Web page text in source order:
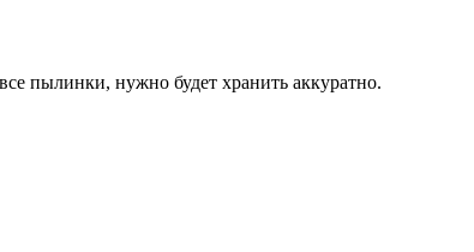
пылинки, нужно будет хранить аккуратно.